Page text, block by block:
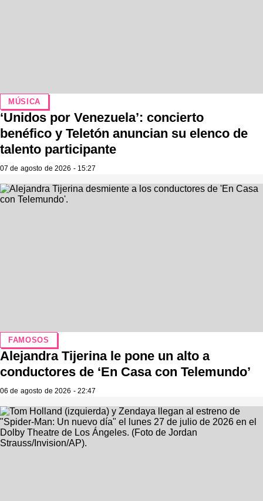
MÚSICA
‘Unidos por Venezuela’: concierto
benéfico y Teletón anuncian su elenco de
talento participante
07 de agosto de 2026 - 15:27
FAMOSOS
Alejandra Tijerina le pone un alto a
conductores de ‘En Casa con Telemundo’
06 de agosto de 2026 - 22:47